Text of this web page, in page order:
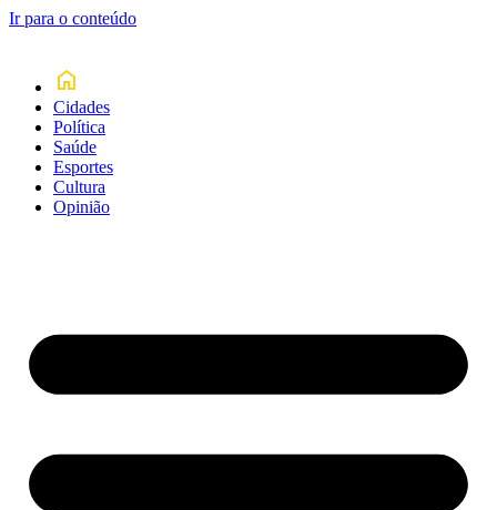
Ir para o conteúdo
Cidades
Política
Saúde
Esportes
Cultura
Opinião